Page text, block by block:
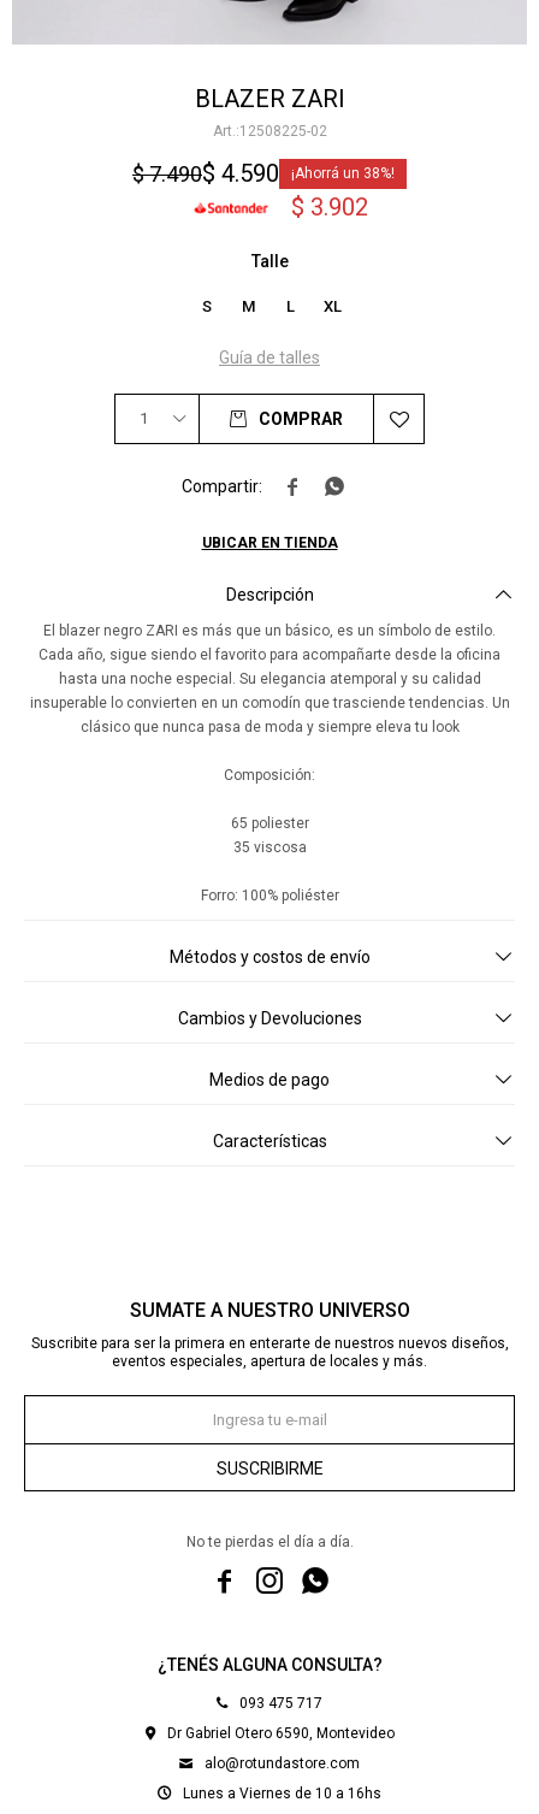
BLAZER ZARI
12508225-02
$ 4.590
$7.490 38
$ 3.902
Talle
S M L XL
Guía de talles
1 COMPRAR
 
UBICAR EN TIENDA
Descripción
El blazer negro ZARI es más que un básico, es un símbolo de estilo.
Cada año, sigue siendo el favorito para acompañarte desde la oficina
hasta una noche especial. Su elegancia atemporal y su calidad
insuperable lo convierten en un comodín que trasciende tendencias. Un
clásico que nunca pasa de moda y siempre eleva tu look
Composición:
65 poliester
35 viscosa
Forro: 100% poliéster
Métodos y costos de envío
Cambios y Devoluciones
Medios de pago
Características
¿TENÉS ALGUNA CONSULTA?
093 475 717
Dr Gabriel Otero 6590, Montevideo
alo@rotundastore.com
Lunes a Viernes de 10 a 16hs
SUMATE A NUESTRO UNIVERSO
Suscribite para ser la primera en enterarte de nuestros nuevos diseños,
eventos especiales, apertura de locales y más.
SUSCRIBIRME
No te pierdas el día a día.
  